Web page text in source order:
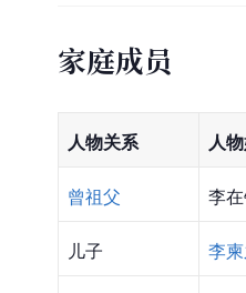
家庭成员
人物关系 人
曾祖父 李
儿子 李